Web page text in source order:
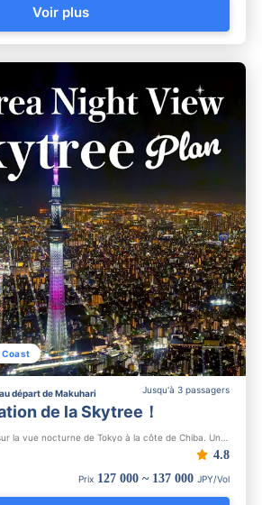
Voir plus
Coast
Jusqu'à 3 passagers
départ de Makuhari
de la Skytree！
4.8
Prix 127 000 ~ 137 000 JPY/Vol